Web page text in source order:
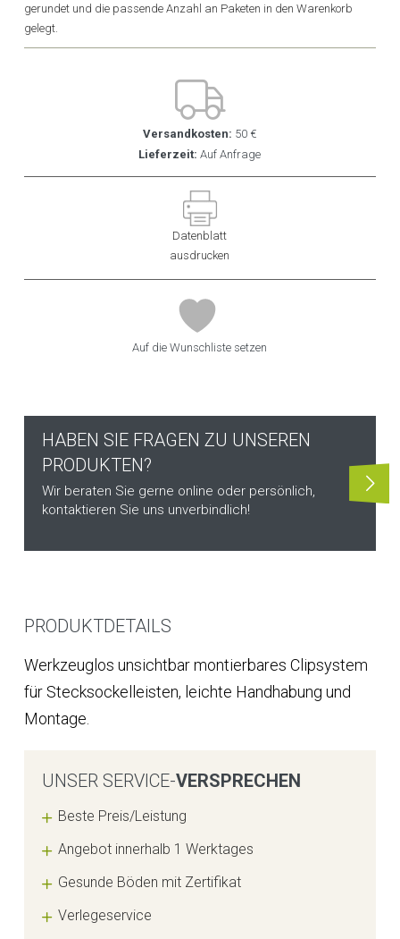
gerundet und die passende Anzahl an Paketen in den Warenkorb
gelegt.
Versandkosten: 50 €
Lieferzeit: Auf Anfrage
Datenblatt
ausdrucken
Auf die Wunschliste setzen
HABEN SIE FRAGEN ZU UNSEREN
PRODUKTEN?
Wir beraten Sie gerne online oder persönlich,
kontaktieren Sie uns unverbindlich!
PRODUKTDETAILS
Werkzeuglos unsichtbar montierbares Clipsystem
für Stecksockelleisten, leichte Handhabung und
Montage.
UNSER SERVICE-VERSPRECHEN
Beste Preis/Leistung
Angebot innerhalb 1 Werktages
Gesunde Böden mit Zertifikat
Verlegeservice